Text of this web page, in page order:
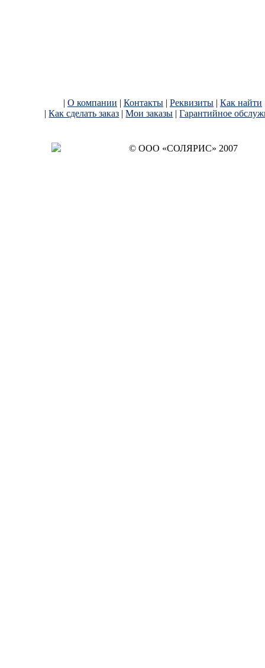
| О компании | Контакты | Реквизиты | Как найти
|Как сделать заказ |Мои заказы |Гарантийное
© OОO «СОЛЯРИС» 2007